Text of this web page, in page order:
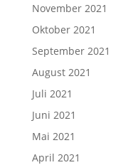
November 2021
Oktober 2021
September 2021
August 2021
Juli 2021
Juni 2021
Mai 2021
April 2021